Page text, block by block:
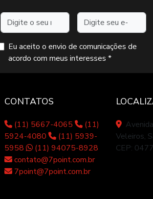
Nome Endereço de e-mail
Eu aceito o envio de comunicações de
acordo com meus interesses *
CONTATOS
(11) 5667-4065
(11)
5924-4080
(11) 5939-
5958
(11) 94075-8928
contato@7point.com.br
7point@7point.com.br
Veleiros,
CEP: